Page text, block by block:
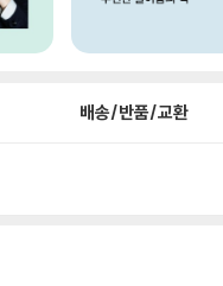
배송/반품/교환